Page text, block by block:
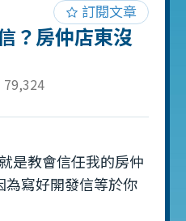
訂閱文章
？房仲店東沒
79,324
是教會信任我的房仲
為寫好開發信等於你